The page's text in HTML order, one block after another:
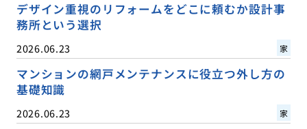
デザイン重視のリフォームをどこに頼むか設計事
務所という選択
2026.06.23 家
マンションの網戸メンテナンスに役立つ外し方の
基礎知識
2026.06.23 家